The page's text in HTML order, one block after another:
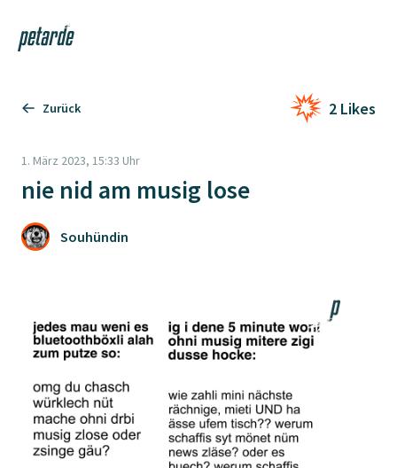
Zur Startseite
Zurück 2 Likes
1. März 2023, 15:33 Uhr
nie nid am musig lose
Souhündin